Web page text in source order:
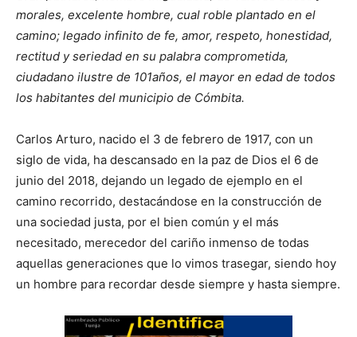
morales, excelente hombre, cual roble plantado en el
camino; legado infinito de fe, amor, respeto, honestidad,
rectitud y seriedad en su palabra comprometida,
ciudadano ilustre de 101años, el mayor en edad de todos
los habitantes del municipio de Cómbita.
Carlos Arturo, nacido el 3 de febrero de 1917, con un
siglo de vida, ha descansado en la paz de Dios el 6 de
junio del 2018, dejando un legado de ejemplo en el
camino recorrido, destacándose en la construcción de
una sociedad justa, por el bien común y el más
necesitado, merecedor del cariño inmenso de todas
aquellas generaciones que lo vimos trasegar, siendo hoy
un hombre para recordar desde siempre y hasta siempre.